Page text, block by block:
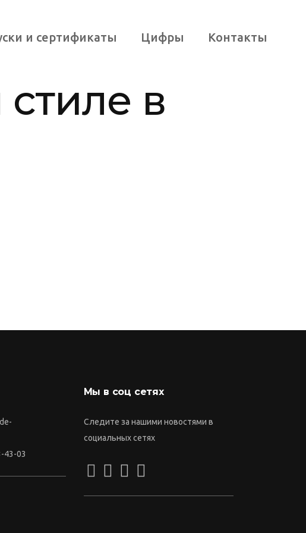
и сертификаты Цифры Контакты
в
43-03
Мы в соц сетях
Следите за нашими новостями в
социальных сетях